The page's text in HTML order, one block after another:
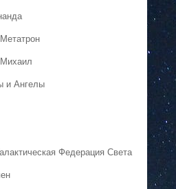
и Ангелы
Федерация Света